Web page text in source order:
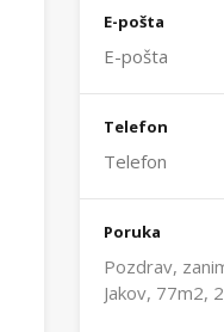
E-pošta
Telefon
Poruka